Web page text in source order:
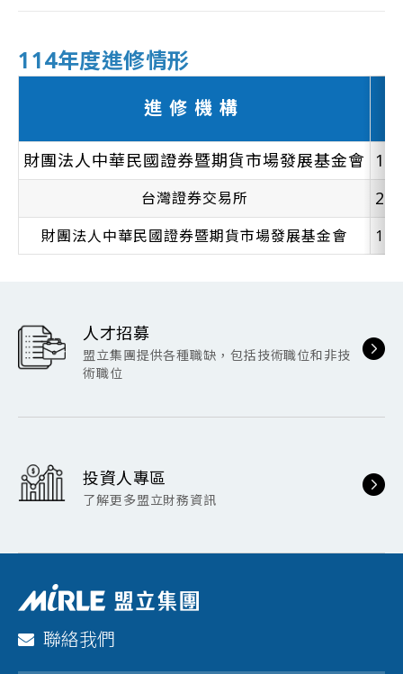
114年度進修情形
進修機構
財團法人中華民國證券暨期貨市場發展基金會
台灣證券交易所
財團法人中華民國證券暨期貨市場發展基金會
人才招募
盟立集團提供各種職缺，包括技術職位和非技
術職位
投資人專區
了解更多盟立財務資訊
聯絡我們